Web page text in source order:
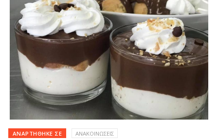
ΑΝΑΡΤΉΘΗΚΕ ΣΕ ΑΝΑΚΟΙΝΩΣΕΙΣ